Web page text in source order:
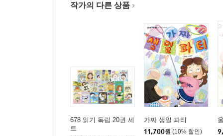
작가의 다른 상품
678 읽기 독립 20권 세
트
가짜 생일 파티
11,700원 (10% 할인)